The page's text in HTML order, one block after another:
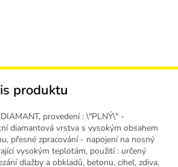
produktu
provedení : \"PLNÝ\" -
diamantová vrstva s vysokým obsahem
přesné zpracování - napojení na nosný
vysokým teplotám, použití : určený
dlažby a obkladů, betonu, cihel, zdiva,